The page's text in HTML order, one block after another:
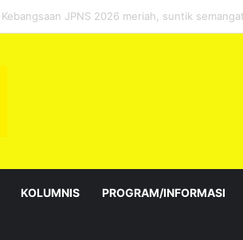
Exco satu amanah besar – Siow Kong Choon
KOLUMNIS PROGRAM/INFORMASI